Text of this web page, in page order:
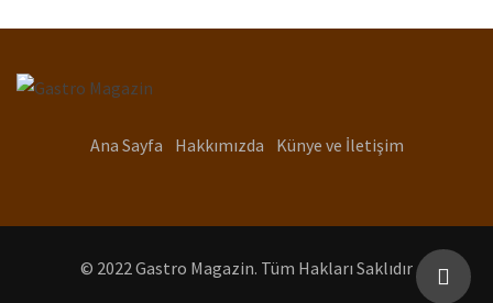
Ana Sayfa Hakkımızda Künye ve İletişim
© 2022 Gastro Magazin. Tüm Hakları Saklıdır